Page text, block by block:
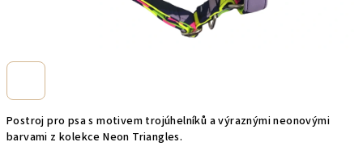
Postroj pro psas motivem trojúhelníků a výraznými neonovými
barvami z kolekce Neon Triangles.